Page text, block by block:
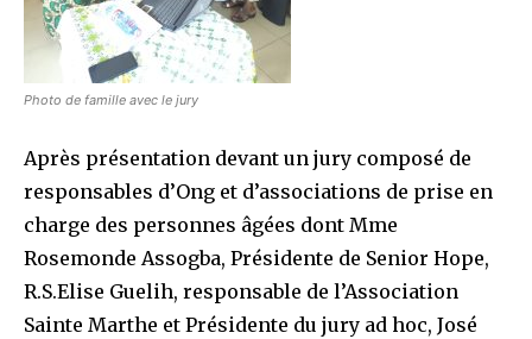
Photo de famille avec le jury
Après présentation devant un jury composé de
responsables d’Ong et d’associations de prise en
charge des personnes âgées dont Mme
Rosemonde Assogba, Présidente de Senior Hope,
R.S.Elise Guelih, responsable de l’Association
Sainte Marthe et Présidente du jury ad hoc, José